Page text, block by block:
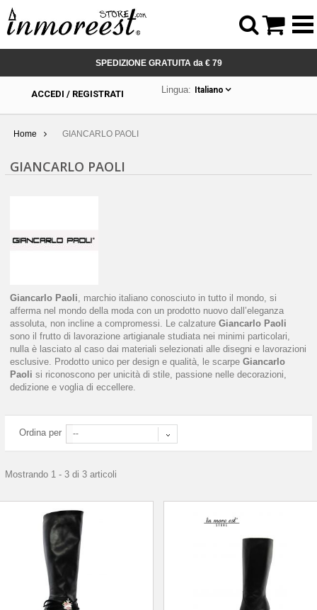
SPEDIZIONE GRATUITA da € 79
ACCEDI / REGISTRATI Lingua: Italiano
Home GIANCARLO PAOLI
GIANCARLO PAOLI
Giancarlo Paoli, marchio italiano conosciuto in tutto il mondo, si
afferma nel mondo della moda con un prodotto nuovo dall’eleganza
assoluta, non incline a compromessi. Le calzature Giancarlo Paoli
sono il frutto di lavorazione artigianale studiata nei minimi particolari,
nulla è lasciato al caso dai materiali selezionati alle disegni e lavorazioni
esclusive. Prodotto unico per design e qualità, le scarpe Giancarlo
Paoli si riconoscono per unicità di stile, passione nelle decorazioni,
dedizione e voglia di eccellere.
Ordina per --
Mostrando 1 - 3 di 3 articoli
 